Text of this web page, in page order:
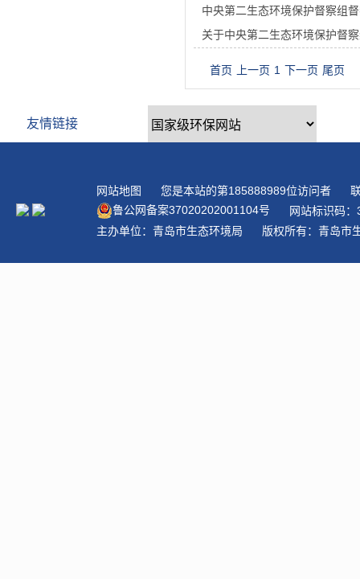
中央第二生态环境保护督察组
关于中央第二生态环境保护督
首页 上一页 1 下一页 尾页
友情链接
网站地图 您是本站的第185888989位访问者
鲁公网备案37020202001104号
网站标识码
主办单位：青岛市生态环境局
版权所有：青岛市